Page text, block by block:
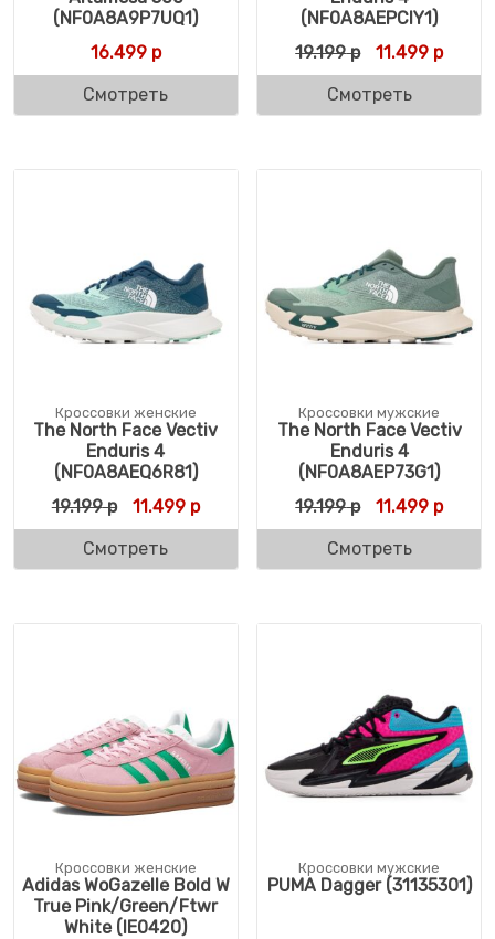
(NF0A8A9P7UQ1)
16.499р
Смотреть
(NF0A8AEPCIY1)
19.199р 11.499 р
Смотреть
Кроссовки женские
The North Face Vectiv
Enduris 4
(NF0A8AEQ6R81)
19.199р Первоначальная цена составляла 19.199
11.499рТекущая цена: 11.499 р.
Смотреть
Кроссовки мужские
The North Face Vectiv
Enduris 4
(NF0A8AEP73G1)
19.199р 11.499 р
Смотреть
Кроссовки женские
Adidas WoGazelle Bold W
True Pink/Green/Ftwr
White (IE0420)
Кроссовки мужские
PUMA Dagger (31135301)